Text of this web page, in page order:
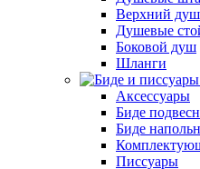
Верхний душ
Душевые
Боковой душ
Шланги
Аксессуары
Биде
Биде
Писсуары